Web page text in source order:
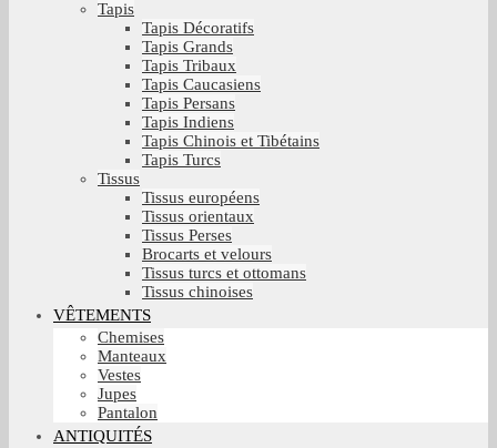
Tapis
Tapis Décoratifs
Tapis Grands
Tapis Tribaux
Tapis Caucasiens
Tapis Persans
Tapis Indiens
Tapis Chinois et Tibétains
Tapis Turcs
Tissus
Tissus européens
Tissus orientaux
Tissus Perses
Brocarts et velours
Tissus turcs et ottomans
Tissus chinoises
VÊTEMENTS
Chemises
Manteaux
Vestes
Jupes
Pantalon
ANTIQUITÉS